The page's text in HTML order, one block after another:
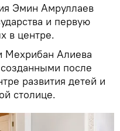
Эмин Амруллаев
и первую
в центре.
Мехрибан Алиева
после
развития детей и
столице.